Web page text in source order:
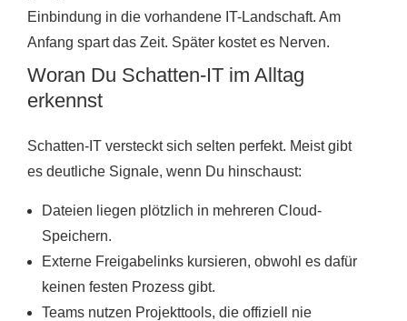
Einbindung in die vorhandene IT-Landschaft. Am
Anfang spart das Zeit. Später kostet es Nerven.
Woran Du Schatten-IT im Alltag
erkennst
Schatten-IT versteckt sich selten perfekt. Meist gibt
es deutliche Signale, wenn Du hinschaust:
Dateien liegen plötzlich in mehreren Cloud-
Speichern.
Externe Freigabelinks kursieren, obwohl es dafür
keinen festen Prozess gibt.
Teams nutzen Projekttools, die offiziell nie